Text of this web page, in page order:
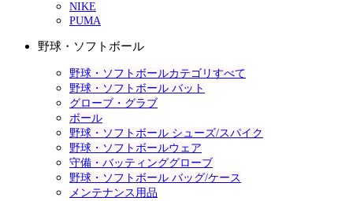
NIKE
PUMA
野球・ソフトボール
野球・ソフトボールカテゴリすべて
野球・ソフトボール バット
グローブ・グラブ
ボール
野球・ソフトボール シューズ/スパイク
野球・ソフトボールウェア
守備・バッティンググローブ
野球・ソフトボール バッグ/ケース
メンテナンス用品